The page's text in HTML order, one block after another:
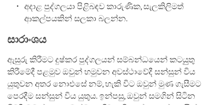
අදාළ පුද්ගලයා පිළිබඳව කාරුණික, සැලකිලිමත්
ආකල්පයකින් සලකා බලන්න.
සාරාංශය
ඇසුරු කිරීමට දුෂ්කර පුද්ගලයන් සම්බන්ධයෙන් කටයුුතු
කිරීමේදී පළමුව ඔවුන් හමුවන අවස්ථාවේදී සන්සුන් විය
යුතුවන අතර නොඑසේ නම්, හැකි විට ඔවුන් මුණ ගැසීමට
පෙරදීම සන්සුන් විය යුතුය. ඉන්පසු, ඔවුන් සමගින් සිටින